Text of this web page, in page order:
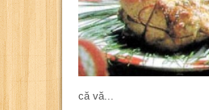
că vă...